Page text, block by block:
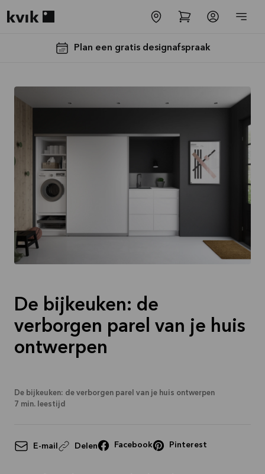
Plan een gratis designafspraak
Tot €5000,-
GRATIS
aanbieding
De bijkeuken: de
verborgen parel van je huis
ontwerpen
De bijkeuken: de verborgen parel van je huis ontwerpen
7 min. leestijd
E-mail Delen Facebook Pinterest